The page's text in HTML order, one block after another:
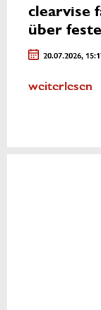
clearvise
über
20.07.2026,
weiterlesen